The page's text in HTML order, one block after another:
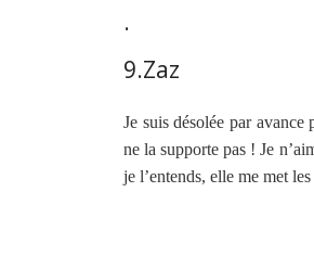
.
9.Zaz
Je suis désolée par
ne la supporte pas ! Je
je l’entends, elle me met